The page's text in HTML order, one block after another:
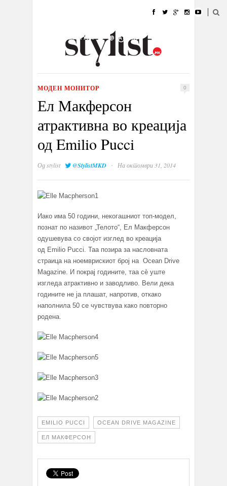
УБАВИНА
КУЛТУРА @РАБОТА
ИЗЛОГ
МОДЕН МОНИТОР 0
Ел Макферсон
атрактивна во креација
од Emilio Pucci
Одstylist @StylistMKD · На октомври 31, 2014
Иако има 50 години, некогашниот топ-модел,
познат по називот „Телото“, Ел Макферсон
одушевува со својот изглед во креација
од Emilio Pucci. Таа позира за насловната
страица на ноемврискиот број на Ocean Drive
Magazine. И покрај годините, таа сè уште
изгледа атрактивно и заводливо. Вели дека
годините не ја плашат, напротив, откако
наполнила 50 се чувствува како повторно
родена.
EMILIO PUCCI OCEAN DRIVE MAGAZINE
ЕЛ МАКФЕРСОН